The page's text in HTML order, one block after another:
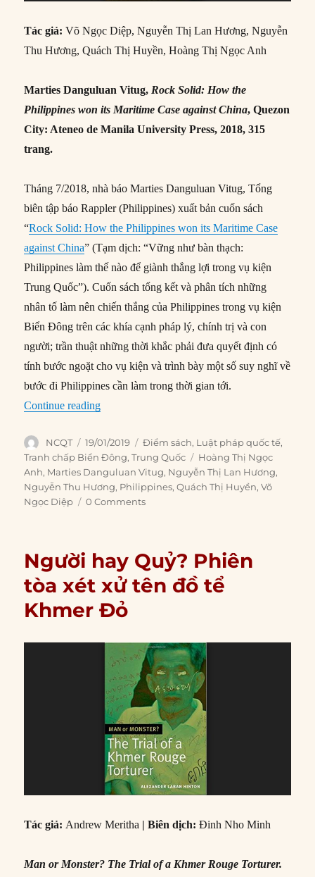
Tác giả:Võ Ngọc Diệp, Nguyễn Thị Lan Hương, Nguyễn
Thu Hương, Quách Thị Huyền, Hoàng Thị Ngọc Anh
Marties Danguluan Vitug, Rock Solid: How the
Philippines won its Maritime Case against China, Quezon
City: Ateneo de Manila University Press, 2018, 315
trang.
Tháng 7/2018, nhà báo Marties Danguluan Vitug, Tổng
biên tập báo Rappler (Philippines) xuất bản cuốn sách
“Rock Solid: How the Philippines won its Maritime Case
against China” (Tạm dịch: “Vững như bàn thạch:
Philippines làm thế nào để giành thắng lợi trong vụ kiện
Trung Quốc”). Cuốn sách tổng kết và phân tích những
nhân tố làm nên chiến thắng của Philippines trong vụ kiện
Biển Đông trên các khía cạnh pháp lý, chính trị và con
người; trần thuật những thời khắc phải đưa quyết định có
tính bước ngoặt cho vụ kiện và trình bày một số suy nghĩ về
bước đi Philippines cần làm trong thời gian tới.
Continue reading“Philippines thắng vụ kiện Trung Quốc bằng
Author
NCQT
Posted
on
19/01/2019 Categories
Điểm sách, Luật pháp quốc tế,
Tranh chấp Biển Đông,Trung Quốc Tags
Hoàng Thị Ngọc
Anh, Marties Danguluan Vitug, Nguyễn Thị Lan Hương,
Nguyễn Thu Hương, Philippines,Quách Thị Huyền,Võ
Ngọc Diệp
0 Comments
Người hay Quỷ? Phiên
tòa xét xử tên đồ tể
Khmer Đỏ
Tác giả: Andrew Meritha | Biên dịch:Đinh Nho Minh
Man or Monster? The Trial of a Khmer Rouge Torturer.